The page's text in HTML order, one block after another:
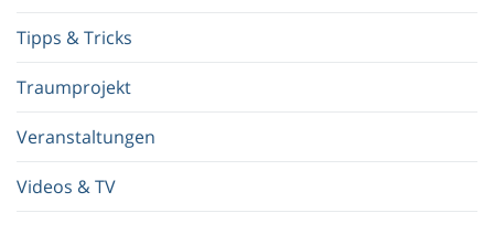
Tipps & Tricks
Traumprojekt
Veranstaltungen
Videos & TV